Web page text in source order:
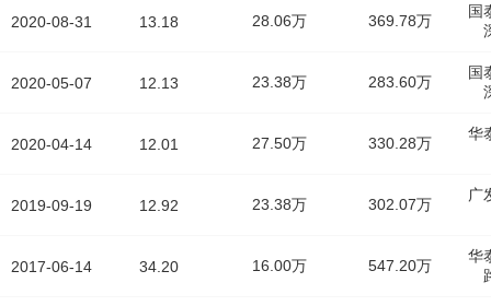
2020-08-31
2020-05-07
2020-04-14
2019-09-19
2017-06-14
13.18 28.06万 369.78万
国
12.13 23.38万 283.60万
国
12.01 27.50万 330.28万
华
12.92 23.38万 302.07万
广
34.20 16.00万 547.20万
华